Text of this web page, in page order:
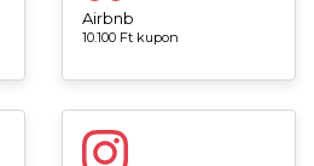
Airbnb
10.100 Ft kupon